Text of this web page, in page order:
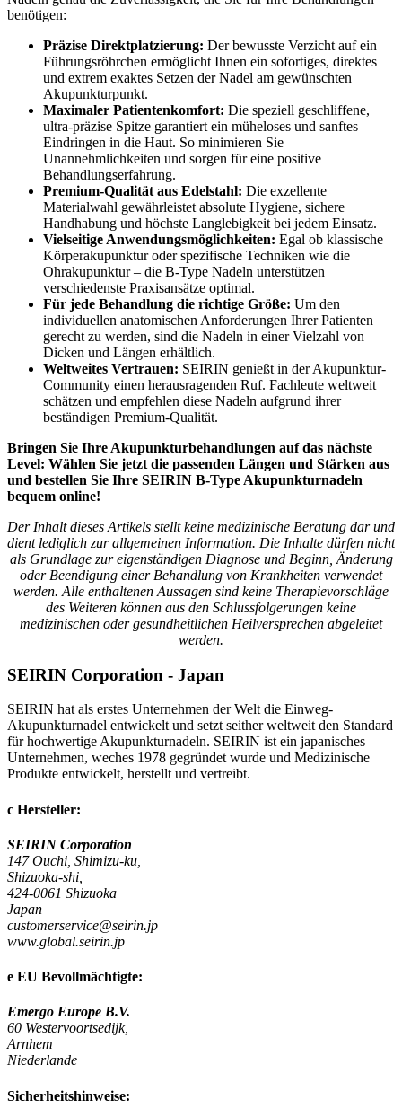
benötigen:
Präzise Direktplatzierung: Der bewusste Verzicht auf ein
Führungsröhrchen ermöglicht Ihnen ein sofortiges, direktes
und extrem exaktes Setzen der Nadel am gewünschten
Akupunkturpunkt.
Maximaler Patientenkomfort: Die speziell geschliffene,
ultra-präzise Spitze garantiert ein müheloses und sanftes
Eindringen in die Haut. So minimieren Sie
Unannehmlichkeiten und sorgen für eine positive
Behandlungserfahrung.
Premium-Qualität aus Edelstahl: Die exzellente
Materialwahl gewährleistet absolute Hygiene, sichere
Handhabung und höchste Langlebigkeit bei jedem Einsatz.
Vielseitige Anwendungsmöglichkeiten: Egal ob klassische
Körperakupunktur oder spezifische Techniken wie die
Ohrakupunktur – die B-Type Nadeln unterstützen
verschiedenste Praxisansätze optimal.
Für jede Behandlung die richtige Größe: Um den
individuellen anatomischen Anforderungen Ihrer Patienten
gerecht zu werden, sind die Nadeln in einer Vielzahl von
Dicken und Längen erhältlich.
Weltweites Vertrauen: SEIRIN genießt in der Akupunktur-
Community einen herausragenden Ruf. Fachleute weltweit
schätzen und empfehlen diese Nadeln aufgrund ihrer
beständigen Premium-Qualität.
Bringen Sie Ihre Akupunkturbehandlungen auf das nächste
Level: Wählen Sie jetzt die passenden Längen und Stärken aus
und bestellen Sie Ihre SEIRIN B-Type Akupunkturnadeln
bequem online!
Der Inhalt dieses Artikels stellt keine medizinische Beratung dar und
dient lediglich zur allgemeinen Information. Die Inhalte dürfen nicht
als Grundlage zur eigenständigen Diagnose und Beginn, Änderung
oder Beendigung einer Behandlung von Krankheiten verwendet
werden. Alle enthaltenen Aussagen sind keine Therapievorschläge
des Weiteren können aus den Schlussfolgerungen keine
medizinischen oder gesundheitlichen Heilversprechen abgeleitet
werden.
SEIRIN Corporation - Japan
SEIRIN hat als erstes Unternehmen der Welt die Einweg-
Akupunkturnadel entwickelt und setzt seither weltweit den Standard
für hochwertige Akupunkturnadeln. SEIRIN ist ein japanisches
Unternehmen, weches 1978 gegründet wurde und Medizinische
Produkte entwickelt, herstellt und vertreibt.
c Hersteller:
SEIRIN Corporation
147 Ouchi, Shimizu-ku,
Shizuoka-shi,
424-0061 Shizuoka
Japan
customerservice@seirin.jp
www.global.seirin.jp
e EU Bevollmächtigte:
Emergo Europe B.V.
60 Westervoortsedijk,
Arnhem
Niederlande
Sicherheitshinweise: